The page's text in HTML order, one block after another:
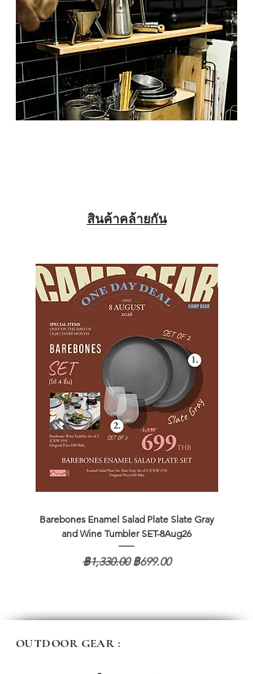
สินค้าคล้ายกัน
Barebones Enamel Salad Plate Slate Gray
and Wine Tumbler SET-8Aug26
ราคาปกติ
฿1,330.00 ราคาขายลด
฿699.00
OUTDOOR GEAR :